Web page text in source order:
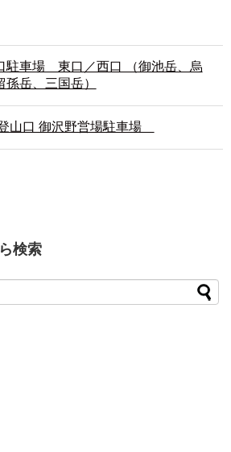
駐車場 東口／西口 （御池岳、烏
岳、三国岳）
山口 御沢野営場駐車場
検索